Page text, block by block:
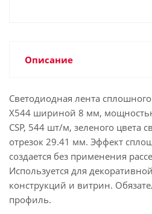
Описание
Светодиодная лента
X544 шириной 8 мм,
CSP, 544 шт/м, зеленого
отрезок 29.41 мм. Эффект
создается без применения
Используется для
конструкций и витрин.
профиль.